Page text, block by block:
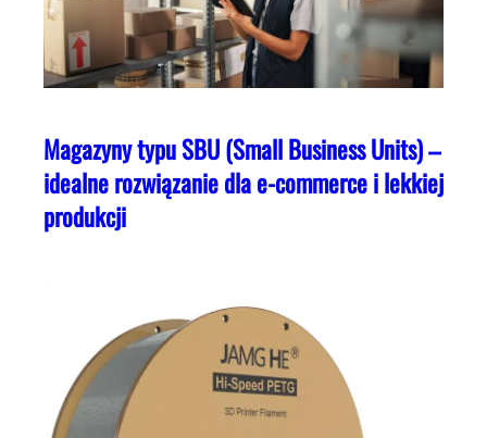
Magazyny typu SBU (Small Business Units) –
idealne rozwiązanie dla e-commerce i lekkiej
produkcji